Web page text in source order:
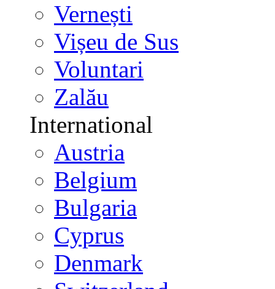
Vernești
Vișeu de Sus
Voluntari
Zalău
International
Austria
Belgium
Bulgaria
Cyprus
Denmark